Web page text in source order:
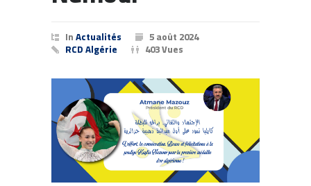
InActualités 5 août 2024
RCD Algérie 403 Vues